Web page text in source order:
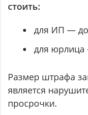
стоить:
для ИП — до
для юрлица
Размер штрафа
является
просрочки.